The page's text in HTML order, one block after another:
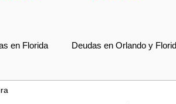
en Florida Deudas en Orlando y